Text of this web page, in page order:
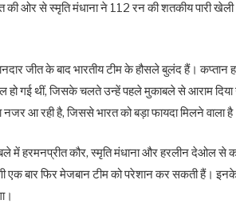
की ओर से स्मृति मंधाना ने 112 रन की शतकीय पारी
जीत के बाद भारतीय टीम के हौसले बुलंद हैं।
हो गई थीं, जिसके चलते उन्हें पहले मुकाबले से आराम
आ रही है, जिससे भारत को बड़ा फायदा मिलने वाला
में हरमनप्रीत कौर, स्मृति मंधाना और हरलीन देओल से
एक बार फिर मेजबान टीम को परेशान कर सकती हैं। इनके